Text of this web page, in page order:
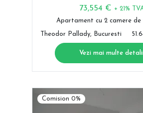
73,554 € + 21%
Apartament cu 2 camere de
Theodor Pallady, Bucuresti
Vezi mai multe
Comision 0%